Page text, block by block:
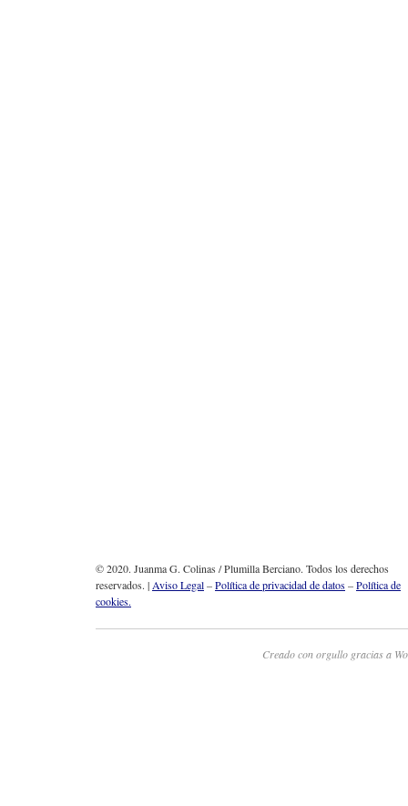
© 2020. Juanma G. Colinas / Plumilla Berciano. Todos los derechos
reservados. |Aviso Legal–Política de privacidad de datos–Política de
cookies.
Creado con orgullo gracias a